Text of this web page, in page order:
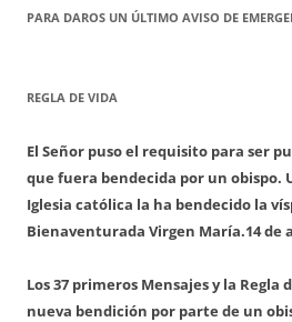
PARA DAROS UN ÚLTIMO AVISO DE
REGLA DE VIDA
El Señor puso el requisito para ser
que fuera bendecida por un obispo.
Iglesia católica la ha bendecido la
Bienaventurada Virgen María.14 de
Los 37 primeros Mensajes y la
nueva bendición por parte de un